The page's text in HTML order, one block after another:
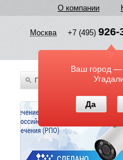
О компании
Москва +7 (495) 926-
Ваш город —
Да
По всему каталогу